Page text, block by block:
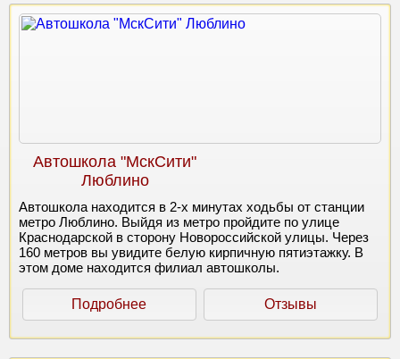
Автошкола "МскСити"
Люблино
Автошкола находится в 2-х минутах ходьбы от станции
метро Люблино. Выйдя из метро пройдите по улице
Краснодарской в сторону Новороссийской улицы. Через
160 метров вы увидите белую кирпичную пятиэтажку. В
этом доме находится филиал автошколы.
Подробнее Отзывы